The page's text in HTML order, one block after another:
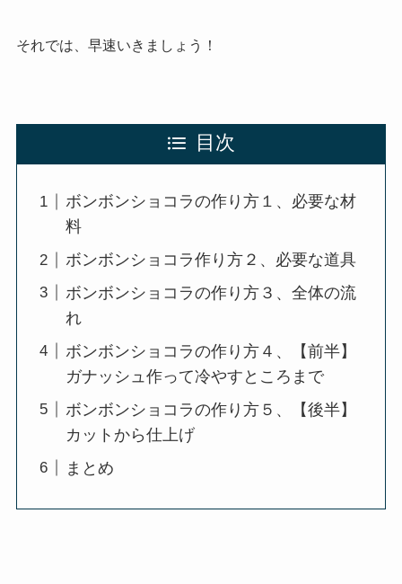
それでは、早速いきましょう！
目次
ボンボンショコラの作り方１、必要な材
料
ボンボンショコラ作り方２、必要な道具
ボンボンショコラの作り方３、全体の流
れ
ボンボンショコラの作り方４、【前半】
ガナッシュ作って冷やすところまで
ボンボンショコラの作り方５、【後半】
カットから仕上げ
まとめ